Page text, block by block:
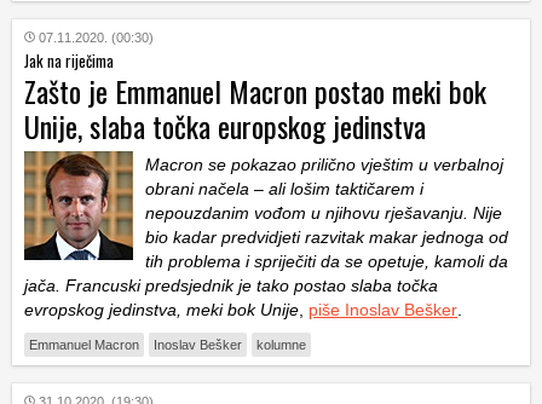
07.11.2020. (00:30)
Jak na riječima
Zašto je Emmanuel Macron postao meki bok
Unije, slaba točka europskog jedinstva
Macron se pokazao prilično vještim u verbalnoj
obrani načela – ali lošim taktičarem i
nepouzdanim vođom u njihovu rješavanju. Nije
bio kadar predvidjeti razvitak makar jednoga od
tih problema i spriječiti da se opetuje, kamoli da
jača. Francuski predsjednik je tako postao slaba točka
evropskog jedinstva, meki bok Unije piše Inoslav Bešker
Emmanuel Macron Inoslav Bešker kolumne